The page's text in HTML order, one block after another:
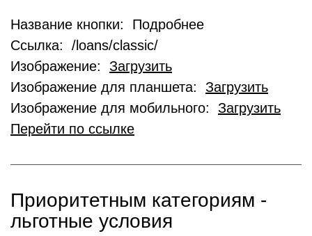
Название кнопки: Подробнее
Ссылка: /loans/classic/
Изображение: Загрузить
Изображение для планшета: Загрузить
Изображение для мобильного: Загрузить
Перейти по ссылке
Приоритетным категориям -
льготные условия